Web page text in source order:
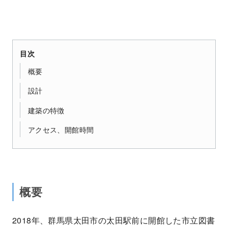
目次
概要
設計
建築の特徴
アクセス、開館時間
概要
2018年、群馬県太田市の太田駅前に開館した市立図書